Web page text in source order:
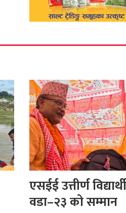
एसईई उत्तीर्ण
वडा–२३ को सम्मान